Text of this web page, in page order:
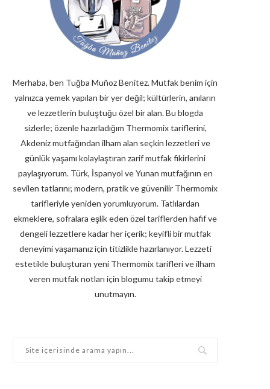
Merhaba, ben Tuğba Muñoz Benitez. Mutfak benim için
yalnızca yemek yapılan bir yer değil; kültürlerin, anıların
ve lezzetlerin buluştuğu özel bir alan. Bu blogda
sizlerle; özenle hazırladığım Thermomix tariflerini,
Akdeniz mutfağından ilham alan seçkin lezzetleri ve
günlük yaşamı kolaylaştıran zarif mutfak fikirlerini
paylaşıyorum. Türk, İspanyol ve Yunan mutfağının en
sevilen tatlarını; modern, pratik ve güvenilir Thermomix
tarifleriyle yeniden yorumluyorum. Tatlılardan
ekmeklere, sofralara eşlik eden özel tariflerden hafif ve
dengeli lezzetlere kadar her içerik; keyifli bir mutfak
deneyimi yaşamanız için titizlikle hazırlanıyor. Lezzeti
estetikle buluşturan yeni Thermomix tarifleri ve ilham
veren mutfak notları için blogumu takip etmeyi
unutmayın.